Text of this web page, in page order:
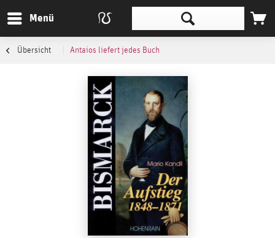
Menü
Übersicht Antaios liefert jedes Buch